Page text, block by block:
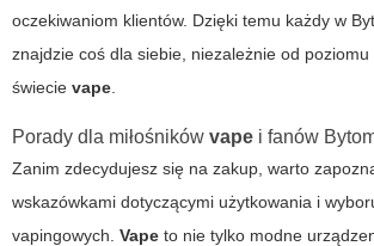
oczekiwaniom klientów. Dzięki temu każdy w
znajdzie coś dla siebie, niezależnie od
świecie vape
Porady dla miłośników vape i fanów
Zanim zdecydujesz się na zakup, warto
wskazówkami dotyczącymi użytkowania i
vapingowych. Vape to nie tylko modne